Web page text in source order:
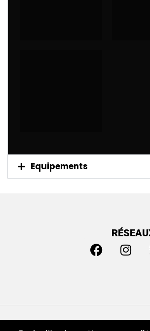
Equipements